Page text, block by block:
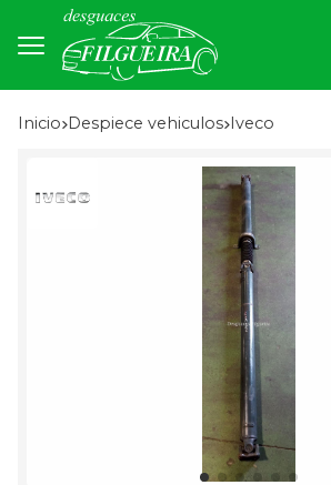
Inicio despiece vehiculos iveco